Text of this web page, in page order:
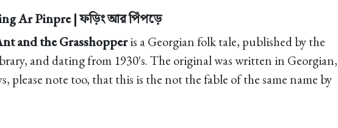
Ar Pinpre | ফড়িং আর পিঁপড়ে
and the Grasshopperis a Georgian folk tale, published by the
and dating from 1930's. The original was written in Georgian,
please note too, that this is the not the fable of the same name by